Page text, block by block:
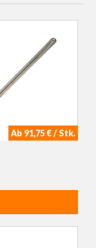
Ab 91,75 € / Stk.